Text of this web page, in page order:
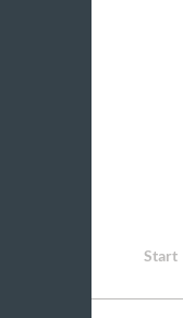
Start